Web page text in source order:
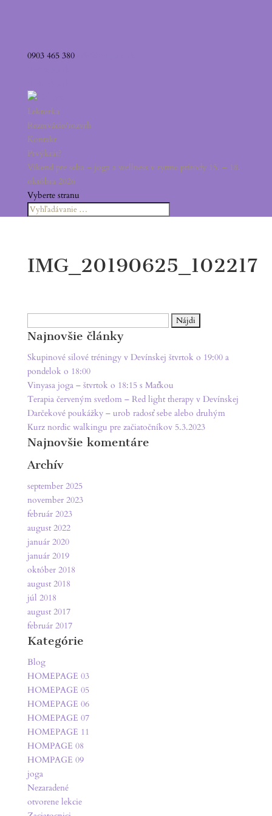
0903 465 380
Lektorka
Rezervácie/rozvrh
Kontakt
Prvýkrát?
Víkend pre seba – joga a wellness v rytme prírody 15. – 18.
októbra 2026
Vyberte stranu
IMG_20190625_102217
Najnovšie články
Skupinové silové tréningy v Devínskej štvrtok o 19:00 a
pondelok o 18:00
Vinyasa joga – štvrtok o 18:15 s Maťkou
Terapia červeným svetlom – Red light therapy v Devínskej
Darčekové poukážky – urob radosť sebe alebo druhým
Kurz nordic walkingu pre začiatočníkov 5.3.2023
Najnovšie komentáre
Archív
september 2025
november 2023
február 2023
august 2022
január 2020
január 2019
október 2018
august 2018
júl 2018
august 2017
február 2017
Kategórie
Blog
HOMEPAGE 03
HOMEPAGE 05
HOMEPAGE 06
HOMEPAGE 07
HOMEPAGE 11
HOMPAGE 08
HOMPAGE 09
joga
Nezaradené
otvorene lekcie